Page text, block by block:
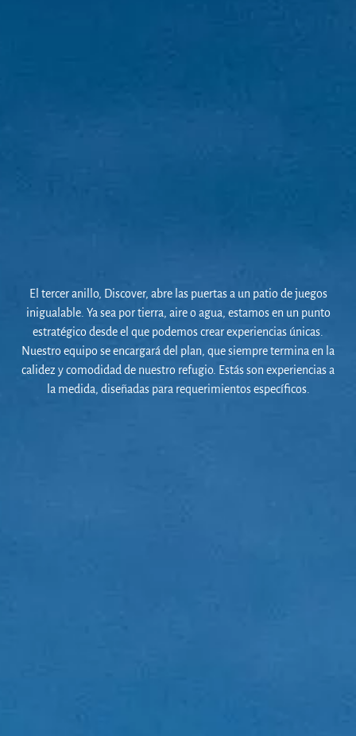
El tercer anillo, Discover, abre las puertas a un patio de juegos
inigualable. Ya sea por tierra, aire o agua, estamos en un punto
estratégico desde el que podemos crear experiencias únicas.
Nuestro equipo se encargará del plan, que siempre termina en la
calidez y comodidad de nuestro refugio. Estás son experiencias a
la medida, diseñadas para requerimientos específicos.